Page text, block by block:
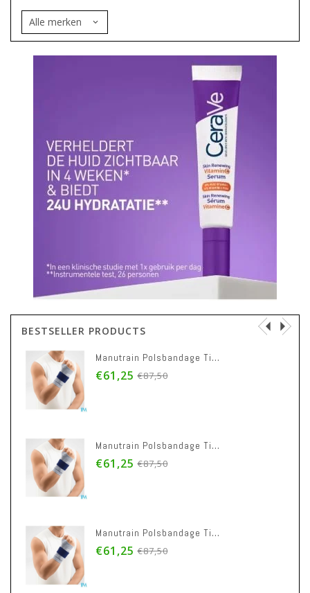
BESTSELLER PRODUCTS
Manutrain Polsbandage Titan Links M2
€61,25 €87,50
Manutrain Polsbandage Titan Links M1
€61,25 €87,50
Manutrain Polsbandage Titan Rechts M6
€61,25 €87,50